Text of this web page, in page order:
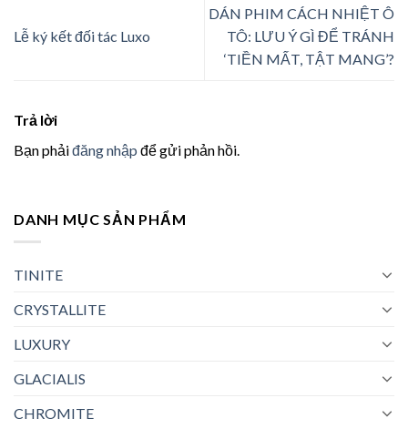
Lễ ký kết đối tác Luxo
DÁN PHIM CÁCH NHIỆT Ô
TÔ: LƯU Ý GÌ ĐỂ TRÁNH
‘TIỀN MẤT, TẬT MANG’?
Trả lời
Bạn phảiđăng nhập để gửi phản hồi.
DANH MỤC SẢN PHẨM
TINITE
CRYSTALLITE
LUXURY
GLACIALIS
CHROMITE